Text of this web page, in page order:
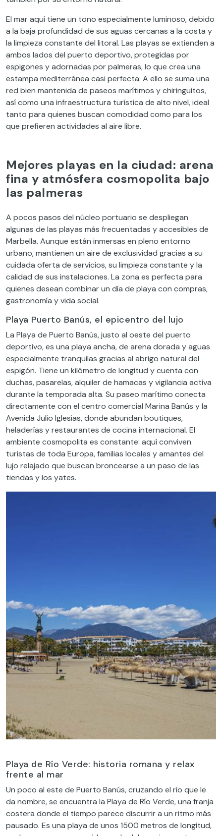
El mar aquí tiene un tono especialmente luminoso, debido
a la baja profundidad de sus aguas cercanas a la costa y
la limpieza constante del litoral. Las playas se extienden a
ambos lados del puerto deportivo, protegidas por
espigones y adornadas por palmeras, lo que crea una
estampa mediterránea casi perfecta. A ello se suma una
red bien mantenida de paseos marítimos y chiringuitos,
así como una infraestructura turística de alto nivel, ideal
tanto para quienes buscan comodidad como para los
que prefieren actividades al aire libre.
Mejores playas en la ciudad: arena
fina y atmósfera cosmopolita bajo
las palmeras
A pocos pasos del núcleo portuario se despliegan
algunas de las playas más frecuentadas y accesibles de
Marbella. Aunque están inmersas en pleno entorno
urbano, mantienen un aire de exclusividad gracias a su
cuidada oferta de servicios, su limpieza constante y la
calidad de sus instalaciones. La zona es perfecta para
quienes desean combinar un día de playa con compras,
gastronomía y vida social.
Playa Puerto Banús, el epicentro del lujo
La Playa de Puerto Banús, justo al oeste del puerto
deportivo, es una playa ancha, de arena dorada y aguas
especialmente tranquilas gracias al abrigo natural del
espigón. Tiene un kilómetro de longitud y cuenta con
duchas, pasarelas, alquiler de hamacas y vigilancia activa
durante la temporada alta. Su paseo marítimo conecta
directamente con el centro comercial Marina Banús y la
Avenida Julio Iglesias, donde abundan boutiques,
heladerías y restaurantes de cocina internacional. El
ambiente cosmopolita es constante: aquí conviven
turistas de toda Europa, familias locales y amantes del
lujo relajado que buscan broncearse a un paso de las
tiendas y los yates.
Playa de Río Verde: historia romana y relax
frente al mar
Un poco al este de Puerto Banús, cruzando el río que le
da nombre, se encuentra la Playa de Río Verde, una franja
costera donde el tiempo parece discurrir a un ritmo más
pausado. Es una playa de unos 1500 metros de longitud,